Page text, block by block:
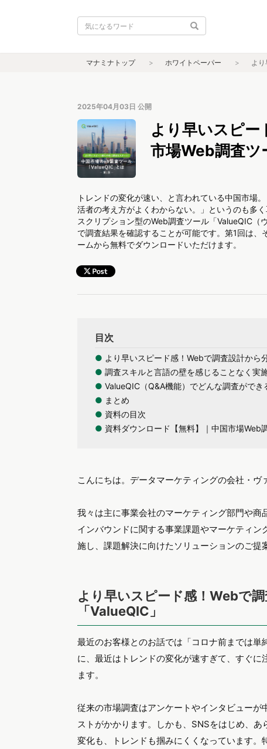
マナミナトップ ホワイトペーパー よ
2025年04月03日 公開
より早いスピー
市場Web調査ツ
トレンドの変化が速い、と言われている中国市場
活者の考え方がよくわからない。」というのも多
スクリプション型のWeb調査ツール「ValueQIC（
で調査結果を確認することが可能です。第1回は
ームから無料でダウンロードいただけます。
目次
● より早いスピード感！Webで調査設計から
● 調査スキルと言語の壁を感じることなく実
● ValueQIC（Q&A機能）でどんな調査ができ
● まとめ
● 資料の目次
● 資料ダウンロード【無料】｜中国市場Web
こんにちは。データマーケティングの会社・ヴ
我々は主に事業会社のマーケティング部門や
インバウンドに関する事業課題やマーケティ
施し、課題解決に向けたソリューションのご提
より早いスピード感！Webで
「ValueQIC」
最近のお客様とのお話では「コロナ前までは
に、最近はトレンドの変化が速すぎて、すぐ
ます。
従来の市場調査はアンケートやインタビュー
ストがかかります。しかも、SNSをはじめ、
変化も、トレンドも掴みにくくなっています